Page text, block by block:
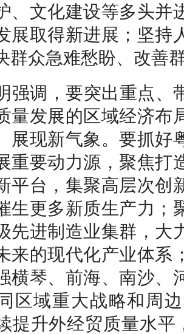
、文化建设等多头并
展取得新进展；坚持
群众急难愁盼、改善
强调，要突出重点、
量发展的区域经济布
展现新气象。要抓好
重要动力源，聚焦打
平台，集聚高层次创
生更多新质生产力；
先进制造业集群，大
来的现代化产业体系
横琴、前海、南沙、
区域重大战略和周
提升外经贸质量水平